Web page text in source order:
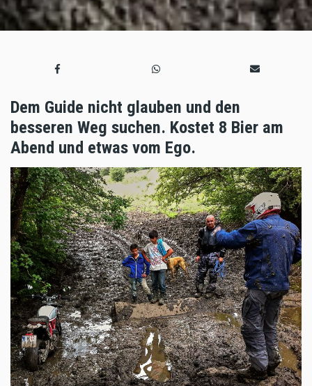
Dem Guide nicht glauben und den
besseren Weg suchen. Kostet 8 Bier am
Abend und etwas vom Ego.